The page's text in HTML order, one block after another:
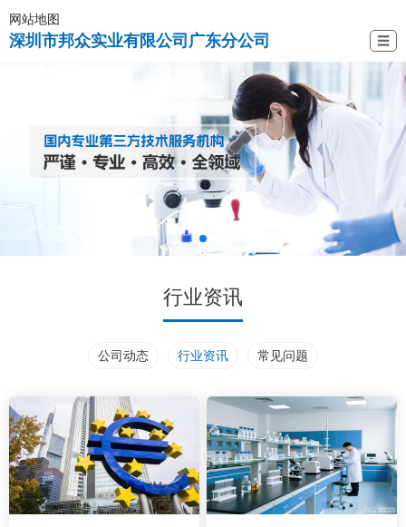
网站地图
深圳市邦众实业有限公司广东分公司 ☰
行业资讯
公司动态 行业资讯 常见问题